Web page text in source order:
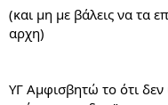
(και μη με βάλεις να τα
αρχη)
ΥΓ Αμφισβητώ το ότι δεν